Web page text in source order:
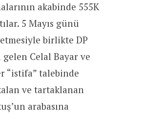
akabinde 555K
5 Mayıs günü
etmesiyle birlikte DP
gelen Celal Bayar ve
“istifa” talebinde
ve tartaklanan
arabasına